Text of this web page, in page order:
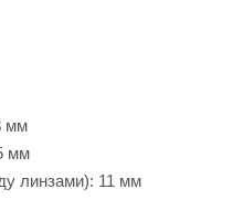
мм
мм
линзами): 11 мм